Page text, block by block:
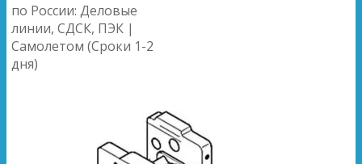
по России: Деловые
линии, СДСК, ПЭК |
Самолетом (Сроки 1-2
дня)